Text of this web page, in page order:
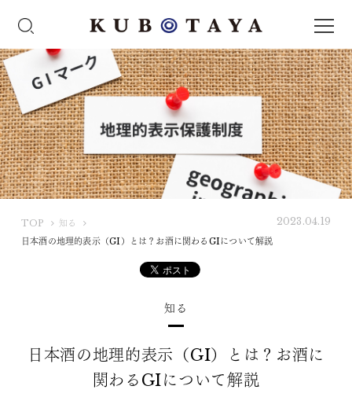
TOP
U
知る
日本酒の地理的表示（GI）とは？お酒に関わるGIについて解説
2023.04.19
知る
日本酒の地理的表示（GI）とは？お酒に
関わるGIについて解説